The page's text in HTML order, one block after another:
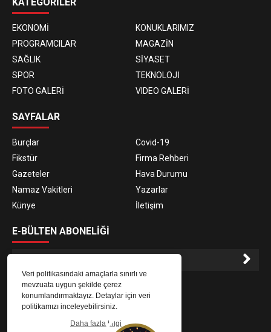
Veri politikasındaki amaçlarla sınırlı ve
mevzuata uygun şekilde çerez
konumlandırmaktayız. Detaylar için veri
politikamızı inceleyebilirsiniz.
Daha fazla bilgi
EKONOMİ
KONUKLARIMIZ
PROGRAMCILAR
MAGAZİN
SAĞLIK
SİYASET
SPOR
TEKNOLOJİ
FOTO GALERİ
VIDEO GALERİ
SAYFALAR
Burçlar
Covid-19
Fikstür
Firma Rehberi
Gazeteler
Hava Durumu
Namaz Vakitleri
Yazarlar
Künye
İletişim
E-BÜLTEN ABONELİĞİ
E-Bülten aboneliği ile haberlere daha hızlı erişin.